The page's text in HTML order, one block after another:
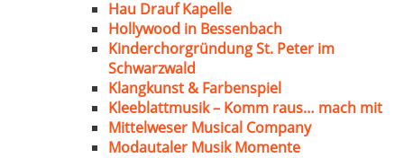
Hau Drauf Kapelle
Hollywood in Bessenbach
Kinderchorgründung St. Peter im
Schwarzwald
Klangkunst & Farbenspiel
Kleeblattmusik – Komm raus… mach mit
Mittelweser Musical Company
Modautaler Musik Momente